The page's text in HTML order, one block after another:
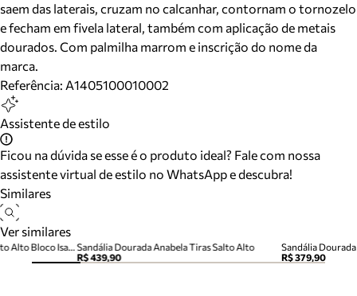
saem das laterais, cruzam no calcanhar, contornam o tornozelo
e fecham em fivela lateral, também com aplicação de metais
dourados. Com palmilha marrom e inscrição do nome da
marca.
Referência: A1405100010002
Assistente de estilo
Ficou na dúvida se esse é o produto ideal? Fale com nossa
assistente virtual de estilo no WhatsApp e descubra!
Similares
Ver similares
Sandália Dourada Anabela Tiras Salto Alto
R$ 439,90
Sandália
R$ 379,90
Sandália Metalizada Couro Salto Alto Bloco Isabelli